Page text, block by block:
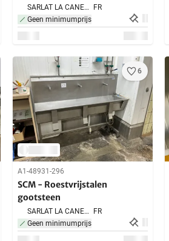
SARLAT LA CANEDA,
FR
Geen minimumprijs
6
A1-48931-296
SCM - Roestvrijstalen
gootsteen
SARLAT LA CANEDA,
FR
Geen minimumprijs